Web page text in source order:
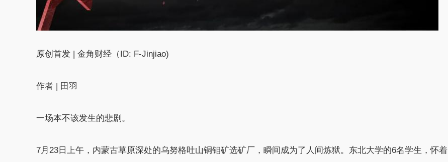
原创首发 | 金角财经（ID: F-Jinjiao)
作者 | 田羽
一场本不该发生的悲剧。
7月23日上午，内蒙古草原深处的乌努格吐山铜钼矿选矿厂，瞬间成为了人间炼狱。东北大学的6名学生，怀着